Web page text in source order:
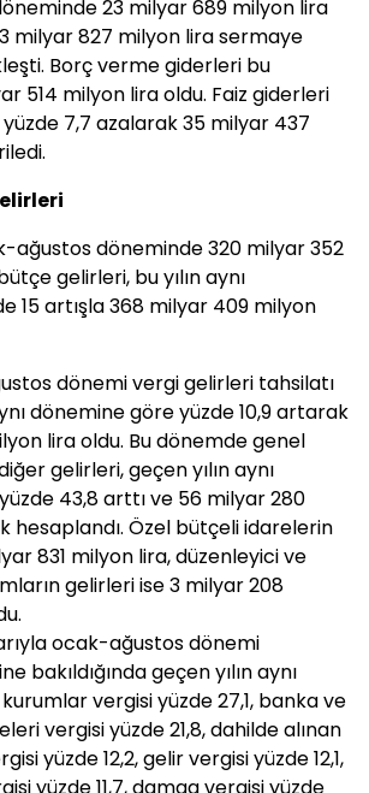
23 milyar 689 milyon lira
milyar 827 milyon lira sermaye
Borç verme giderleri bu
514 milyon lira oldu. Faiz giderleri
7,7 azalarak 35 milyar 437
ağustos döneminde 320 milyar 352
gelirleri, bu yılın aynı
15 artışla 368 milyar 409 milyon
dönemi vergi gelirleri tahsilatı
dönemine göre yüzde 10,9 artarak
lira oldu. Bu dönemde genel
gelirleri, geçen yılın aynı
43,8 arttı ve 56 milyar 280
hesaplandı. Özel bütçeli idarelerin
831 milyon lira, düzenleyici ve
gelirleri ise 3 milyar 208
ocak-ağustos dönemi
bakıldığında geçen yılın aynı
vergisi yüzde 27,1, banka ve
vergisi yüzde 21,8, dahilde alınan
yüzde 12,2, gelir vergisi yüzde 12,1,